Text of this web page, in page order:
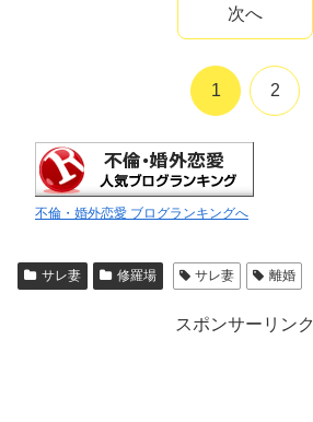
次へ
1 2
不倫・婚外恋愛 ブログランキングへ
サレ妻 修羅場 サレ妻 離婚
スポンサーリンク